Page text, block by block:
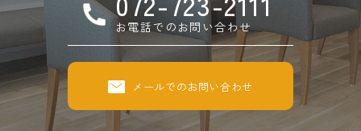
お電話でのお問い合わせ
メールでのお問い合わせ